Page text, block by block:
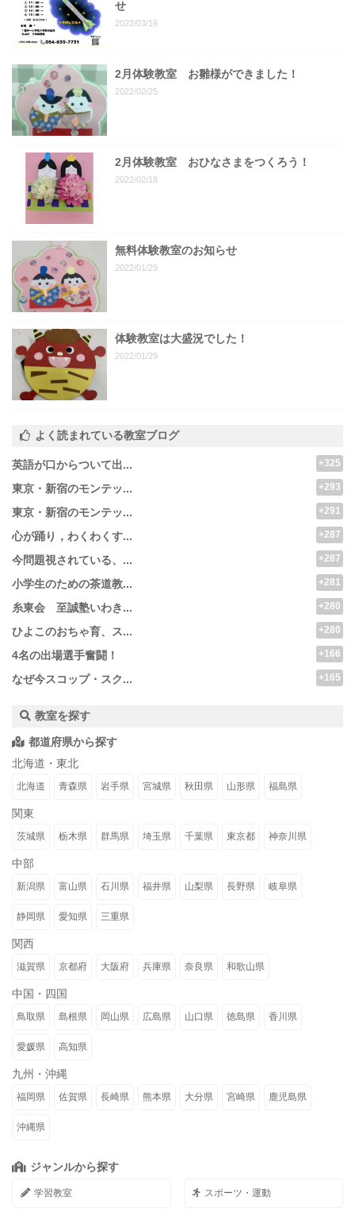
せ
2022/03/16
2月体験教室 お雛様ができました！
2022/02/25
2月体験教室 おひなさまをつくろう！
2022/02/18
無料体験教室のお知らせ
2022/01/29
体験教室は大盛況でした！
2022/01/29
よく読まれている教室ブログ
英語が口からついて出... +325
東京・新宿のモンテッ... +293
東京・新宿のモンテッ... +291
心が踊り，わくわくす... +287
今問題視されている、... +287
小学生のための茶道教... +281
糸東会 至誠塾いわき... +280
ひよこのおちゃ育、ス... +280
4名の出場選手奮闘！ +166
なぜ今スコップ・スク... +165
教室を探す
都道府県から探す
北海道・東北
北海道 青森県 岩手県 宮城県 秋田県 山形県 福島県
関東
茨城県 栃木県 群馬県 埼玉県 千葉県 東京都 神奈川県
中部
新潟県 富山県 石川県 福井県 山梨県 長野県 岐阜県
静岡県 愛知県 三重県
関西
滋賀県 京都府 大阪府 兵庫県 奈良県 和歌山県
中国・四国
鳥取県 島根県 岡山県 広島県 山口県 徳島県 香川県
愛媛県 高知県
九州・沖縄
福岡県 佐賀県 長崎県 熊本県 大分県 宮崎県 鹿児島県
沖縄県
ジャンルから探す
学習教室 スポーツ・運動